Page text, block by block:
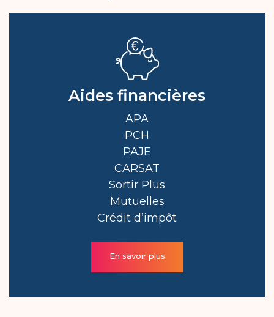
Aides financières
APA
PCH
PAJE
CARSAT
Sortir Plus
Mutuelles
Crédit d’impôt
En savoir plus